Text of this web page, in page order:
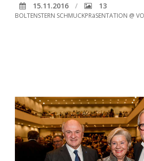
15.11.2016 13
BOLTENSTERN SCHMUCKPRäSENTATION @